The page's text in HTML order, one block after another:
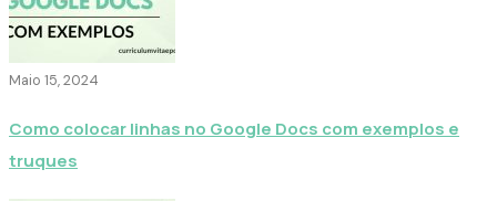
Maio 15, 2024
Como colocar linhas no Google Docs com exemplos e
truques